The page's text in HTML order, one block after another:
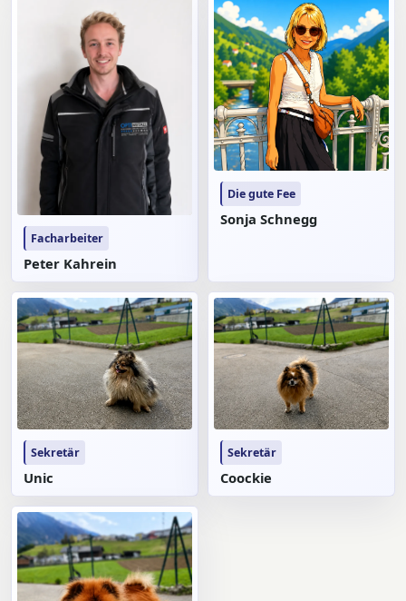
Facharbeiter
Peter Kahrein
Die gute Fee
Sonja Schnegg
Sekretär
Unic
Sekretär
Coockie